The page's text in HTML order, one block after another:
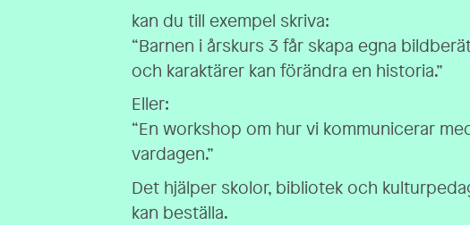
kan du till exempel skriva:
“Barnen i årskurs 3 får skapa egna
och karaktärer kan förändra en historia.”
Eller:
“En workshop om hur vi kommunicerar
vardagen.”
Det hjälper skolor, bibliotek och
kan beställa.